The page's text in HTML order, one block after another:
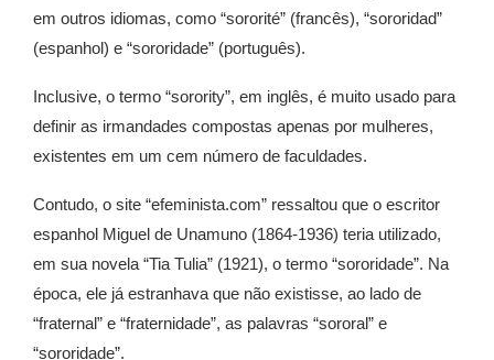
em outros idiomas, como “sororité” (francês), “sororidad”
(espanhol) e “sororidade” (português).
Inclusive, o termo “sorority”, em inglês, é muito usado para
definir as irmandades compostas apenas por mulheres,
existentes em um cem número de faculdades.
Contudo, o site “efeminista.com” ressaltou que o escritor
espanhol Miguel de Unamuno (1864-1936) teria utilizado,
em sua novela “Tia Tulia” (1921), o termo “sororidade”. Na
época, ele já estranhava que não existisse, ao lado de
“fraternal” e “fraternidade”, as palavras “sororal” e
“sororidade”.